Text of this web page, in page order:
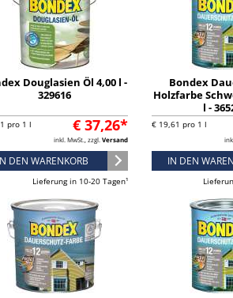
Douglasien Öl 4,00 l -
329616
€ 37,26*
pro 1 l
inkl. MwSt., zzgl. Versand
DEN WARENKORB
Lieferung in 10-20 Tagen¹
Bondex
Holzfarbe
l -
€ 19,61 pro 1 l
IN DEN